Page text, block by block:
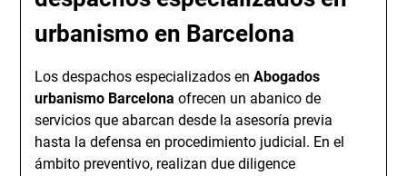
urbanismo en Barcelona
Los despachos especializados enAbogados
urbanismo Barcelona ofrecen un abanico de
servicios que abarcan desde la asesoría previa
hasta la defensa en procedimiento judicial. En el
ámbito preventivo, realizan due diligence